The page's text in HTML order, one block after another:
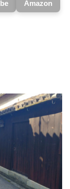
Amazon